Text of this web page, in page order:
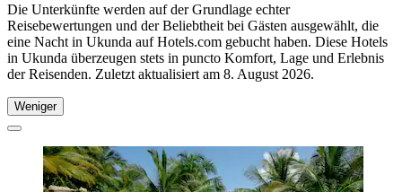
Die Unterkünfte werden auf der Grundlage echter
Reisebewertungen und der Beliebtheit bei Gästen ausgewählt, die
eine Nacht in Ukunda auf Hotels.com gebucht haben. Diese Hotels
in Ukunda überzeugen stets in puncto Komfort, Lage und Erlebnis
der Reisenden. Zuletzt aktualisiert am 8. August 2026.
Weniger